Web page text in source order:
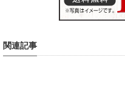
関連記事